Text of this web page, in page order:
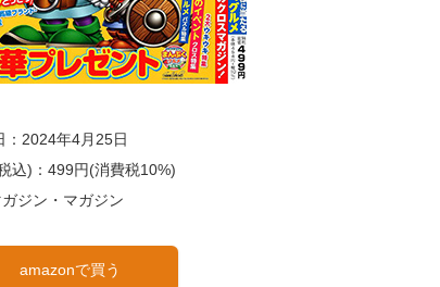
：2024年4月25日
込)：499円(消費税10%)
ジン・マガジン
amazonで買う